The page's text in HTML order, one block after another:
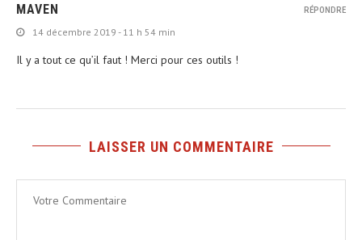
MAVEN
14 décembre 2019 - 11 h 54 min
Il y a tout ce qu’il faut ! Merci pour ces outils !
RÉPONDRE
LAISSER UN COMMENTAIRE